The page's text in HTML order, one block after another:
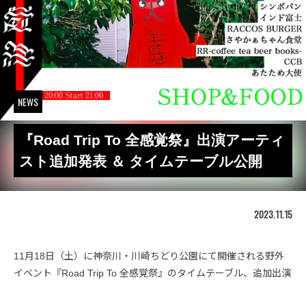
NEWS
『Road Trip To 全感覚祭』出演アーティ
スト追加発表 ＆ タイムテーブル公開
2023.11.15
11月18日（土）に神奈川・川崎ちどり公園にて開催される野外
イベント『Road Trip To 全感覚祭』のタイムテーブル、追加出演